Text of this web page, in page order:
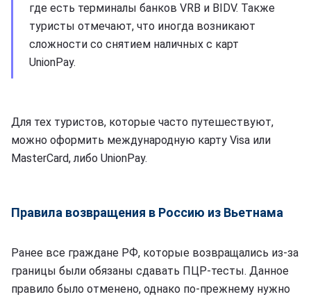
где есть терминалы банков VRB и BIDV. Также
туристы отмечают, что иногда возникают
сложности со снятием наличных с карт
UnionPay.
Для тех туристов, которые часто путешествуют,
можно оформить международную карту Visa или
MasterCard, либо UnionPay.
Правила возвращения в Россию из Вьетнама
Ранее все граждане РФ, которые возвращались из-за
границы были обязаны сдавать ПЦР-тесты. Данное
правило было отменено, однако по-прежнему нужно